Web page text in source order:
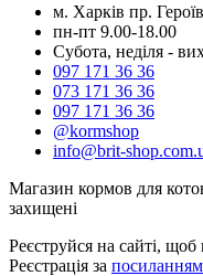
м. Харків пр.
пн-пт 9.00-18.00
Субота, неділя -
097 171 36 36
073 171 36 36
097 171 36 36
@kormshop
info@brit-
Магазин кормов для
захищені
Реєструйся на сайті,
Реєстрація за посиланням